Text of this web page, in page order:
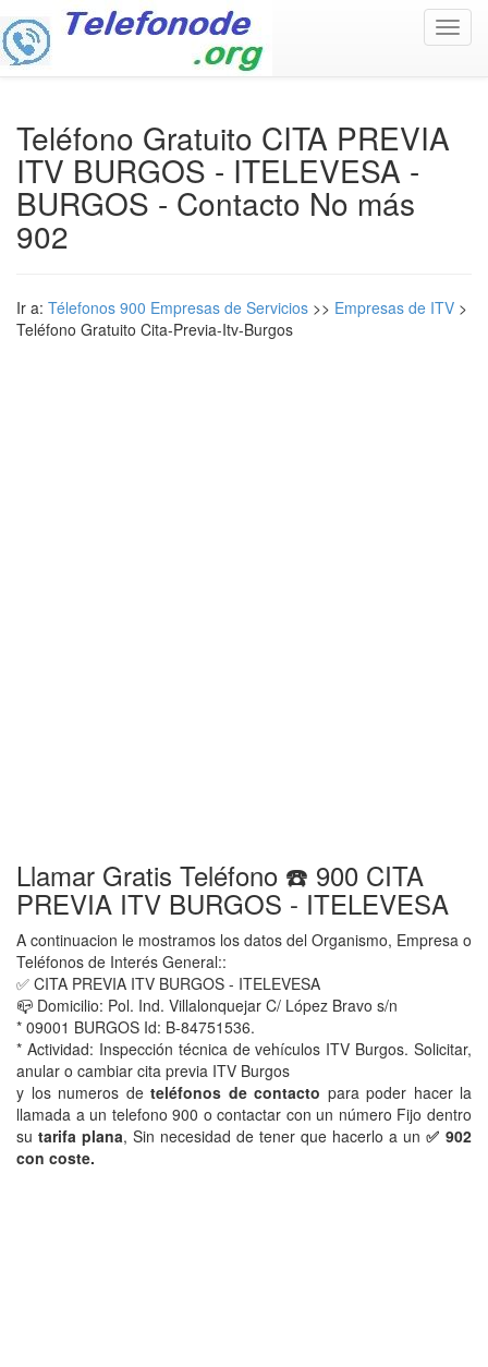
Teléfono Gratuito CITA PREVIA
ITV BURGOS - ITELEVESA -
BURGOS - Contacto No más
902
Ir a: Télefonos 900 Empresas de Servicios >> Empresas de ITV >
Teléfono Gratuito Cita-Previa-Itv-Burgos
Llamar Gratis Teléfono ☎️ 900 CITA
PREVIA ITV BURGOS - ITELEVESA
A continuacion le mostramos los datos del Organismo, Empresa o
Teléfonos de Interés General::
✅ CITA PREVIA ITV BURGOS - ITELEVESA
📪 Domicilio: Pol. Ind. Villalonquejar C/ López Bravo s/n
* 09001 BURGOS Id: B-84751536.
* Actividad: Inspección técnica de vehículos ITV Burgos. Solicitar,
anular o cambiar cita previa ITV Burgos
y los numeros de teléfonos de contacto para poder hacer la
llamada a un telefono 900 o contactar con un número Fijo dentro
su tarifa plana, Sin necesidad de tener que hacerlo a un ✅ 902
con coste.